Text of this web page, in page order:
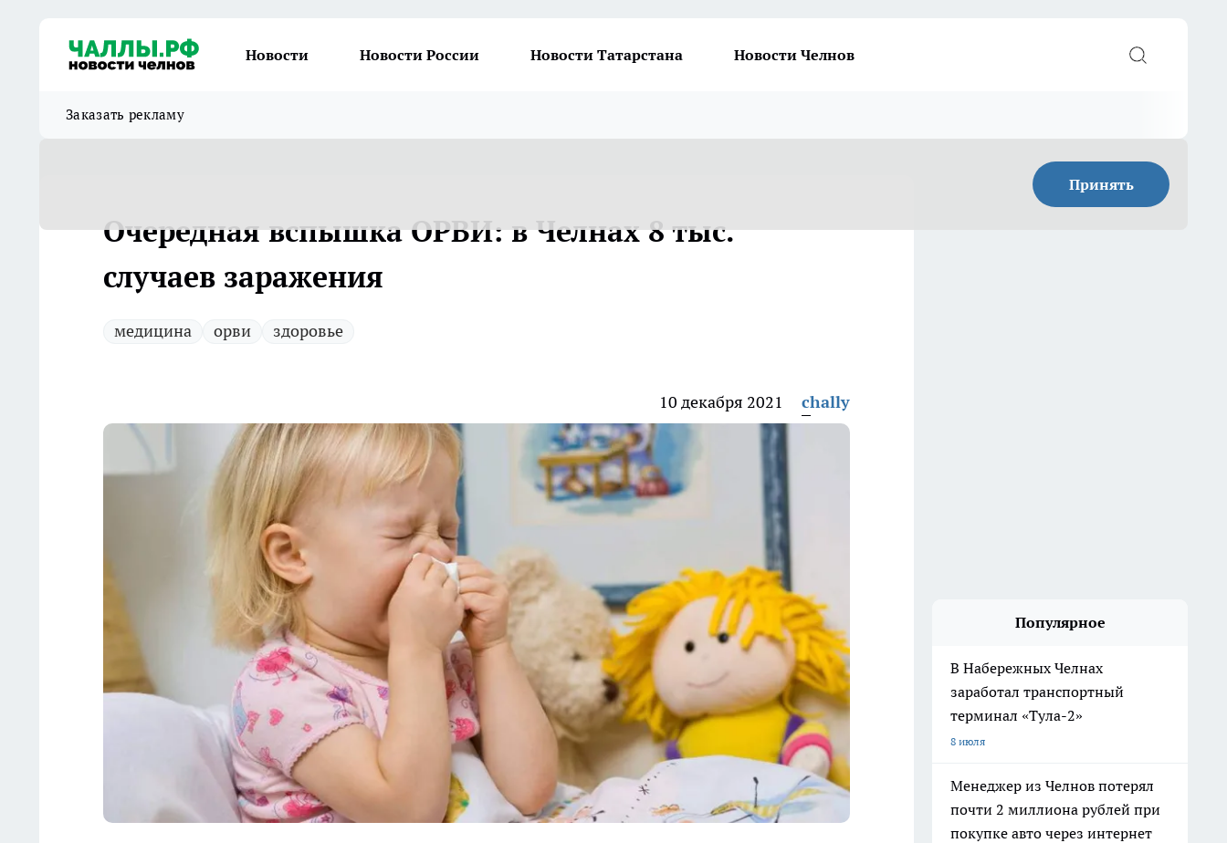
Новости Новости России Новости Татарстана Новости Челнов
Заказать рекламу
Принять
Очередная вспышка ОРВИ: в Челнах 8 тыс.
случаев заражения
медицина орви здоровье
10 декабря 2021 chally
Популярное
В Набережных Челнах
заработал транспортный
терминал «Тула-2»
8 июля
Менеджер из Челнов потерял
почти 2 миллиона рублей при
покупке авто через интернет